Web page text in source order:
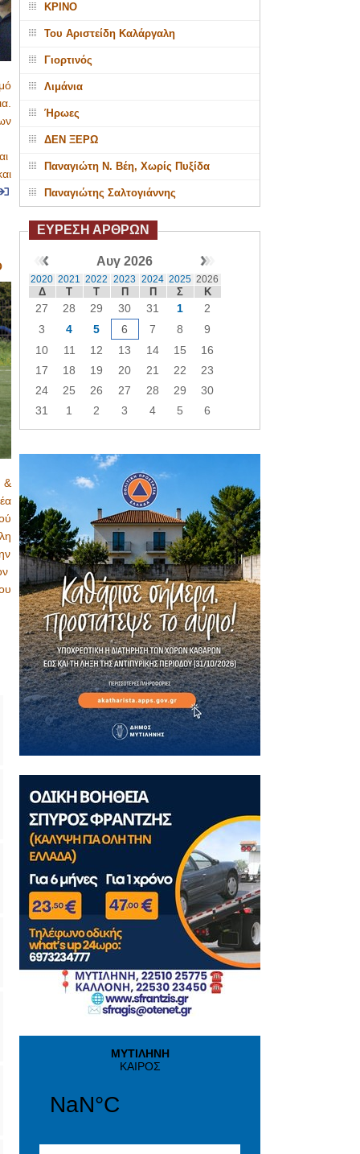
ΚΡΙΝΟ
Του Αριστείδη Καλάργαλη
Γιορτινός
Λιμάνια
Ήρωες
ΔΕΝ ΞΕΡΩ
Παναγιώτη Ν. Βέη, Χωρίς Πυξίδα
Παναγιώτης Σαλτογιάννης
ΕΥΡΕΣΗ ΑΡΘΡΩΝ
Αυγ 2026
2020 2021 2022 2023 2024 2025 2026
Δ Τ Τ Π Π Σ Κ
27 28 29 30 31 1
2
3
4 5 6 7 8
9
10
11 12 13 14 15
16
17
18 19 20 21 22
23
24
25 26 27 28 29
30
31
1 2 3 4 5 6